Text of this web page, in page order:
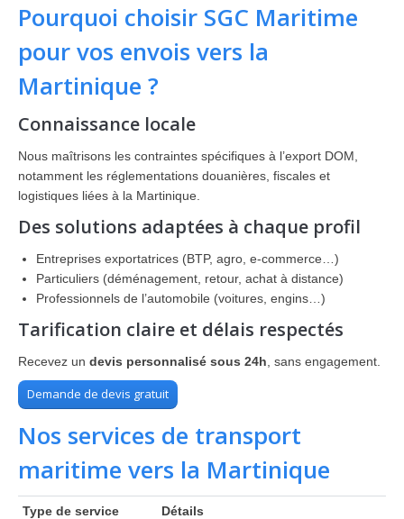
Pourquoi choisir SGC Maritime
pour vos envois vers la
Martinique ?
Connaissance locale
Nous maîtrisons les contraintes spécifiques à l’export DOM,
notamment les réglementations douanières, fiscales et
logistiques liées à la Martinique.
Des solutions adaptées à chaque profil
Entreprises exportatrices (BTP, agro, e-commerce…)
Particuliers (déménagement, retour, achat à distance)
Professionnels de l’automobile (voitures, engins…)
Tarification claire et délais respectés
Recevez un devis personnalisé sous 24h , sans engagement.
Demande de devis gratuit
Nos services de transport
maritime vers la Martinique
Type de service Détails